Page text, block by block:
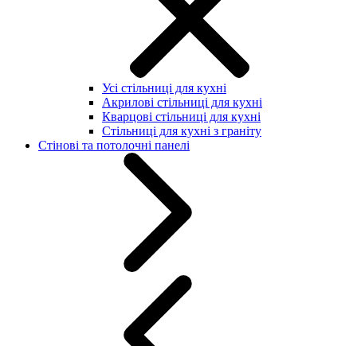
Усі стільниці для кухні
Акрилові стільниці для кухні
Кварцові стільниці для кухні
Стільниці для кухні з граніту
Стінові та потолочні панелі